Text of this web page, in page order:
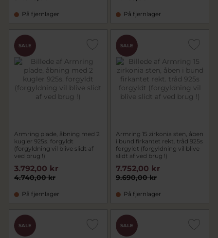
På fjernlager På fjernlager
SALE
Armring plade, åbning med 2
kugler 925s. forgyldt
(forgyldning vil blive slidt af
ved brug !)
4.740,00 kr
3.792,00 kr
På fjernlager
SALE
Armring 15 zirkonia sten, åben
i bund firkantet rekt. tråd 925s
forgyldt (forgyldning vil blive
slidt af ved brug !)
9.690,00 kr
7.752,00 kr
På fjernlager
SALE SALE